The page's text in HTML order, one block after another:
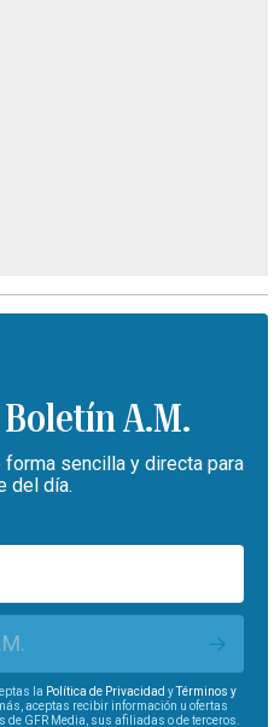
Boletín A.M.
sencilla y directa para
del día.
la Política de Privacidad y
Términos y
aceptas recibir información u ofertas
de GFR Media, sus afiliadas o de terceros.